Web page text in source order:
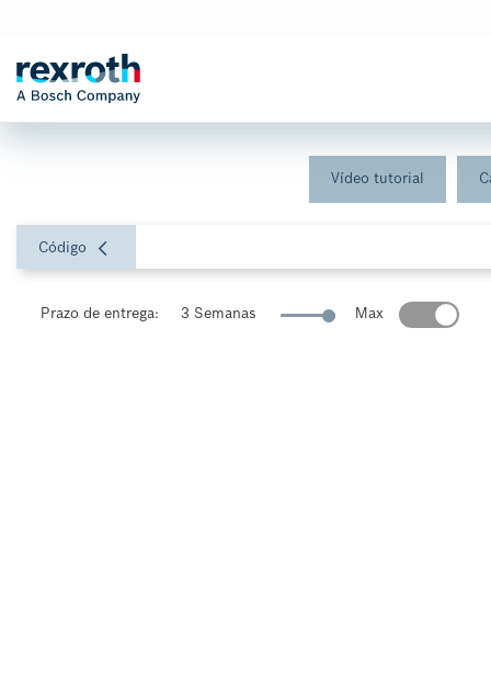
Vídeo tutorial
Código
Prazo de entrega: 3 Semanas Max